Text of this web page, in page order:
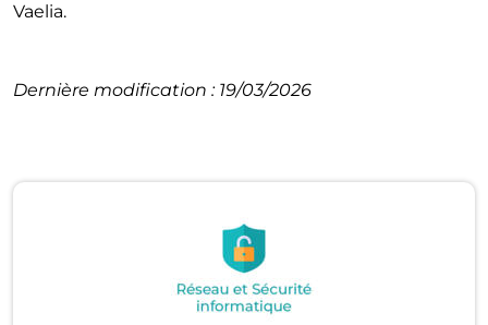
Vaelia.
Dernière modification : 19/03/2026